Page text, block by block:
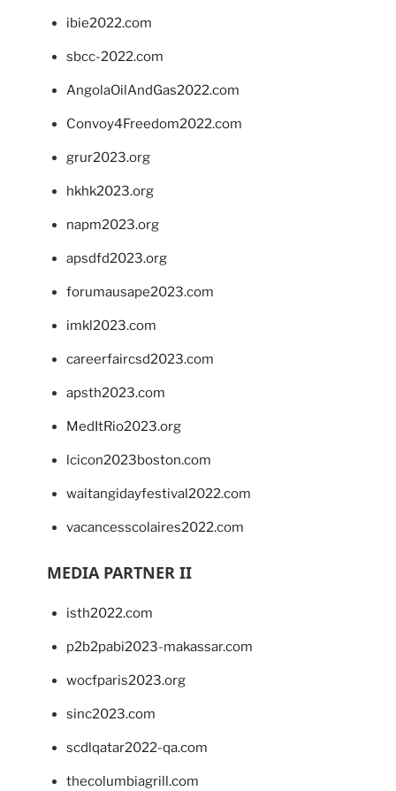
ibie2022.com
sbcc-2022.com
AngolaOilAndGas2022.com
Convoy4Freedom2022.com
grur2023.org
hkhk2023.org
napm2023.org
apsdfd2023.org
forumausape2023.com
imkl2023.com
careerfaircsd2023.com
apsth2023.com
MedItRio2023.org
lcicon2023boston.com
waitangidayfestival2022.com
vacancesscolaires2022.com
MEDIA PARTNER II
isth2022.com
p2b2pabi2023-makassar.com
wocfparis2023.org
sinc2023.com
scdlqatar2022-qa.com
thecolumbiagrill.com